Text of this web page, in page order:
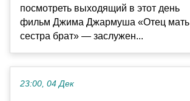
посмотреть выходящий в этот день
фильм Джима Джармуша «Отец мать
сестра брат» — заслужен...
23:00, 04 Дек